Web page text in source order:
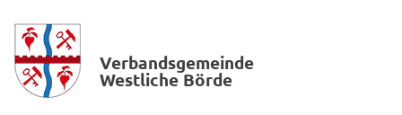
Verbands­gemeinde
Westliche Börde